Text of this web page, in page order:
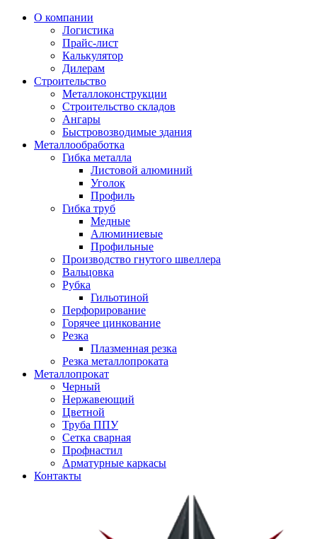
О компании
Логистика
Прайс-лист
Калькулятор
Дилерам
Строительство
Металлоконструкции
Строительство складов
Ангары
Быстровозводимые здания
Металлообработка
Гибка металла
Листовой алюминий
Уголок
Профиль
Гибка труб
Медные
Алюминиевые
Профильные
Производство гнутого швеллера
Вальцовка
Рубка
Гильотиной
Перфорирование
Горячее цинкование
Резка
Плазменная резка
Резка металлопроката
Металлопрокат
Черный
Нержавеющий
Цветной
Труба ППУ
Сетка сварная
Профнастил
Арматурные каркасы
Контакты